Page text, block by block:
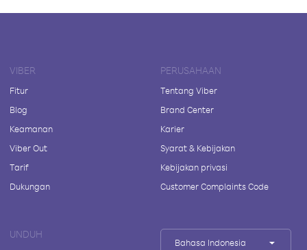
VIBER
Fitur
Blog
Keamanan
Viber Out
Tarif
Dukungan
PERUSAHAAN
Tentang Viber
Brand Center
Karier
Syarat & Kebijakan
Kebijakan privasi
Customer Complaints Code
UNDUH
Bahasa Indonesia